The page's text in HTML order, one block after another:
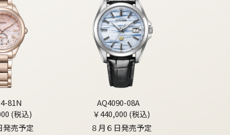
81N
(税込)
発売予定
AQ4090-08A
￥440,000 (税込)
８月６日発売予定